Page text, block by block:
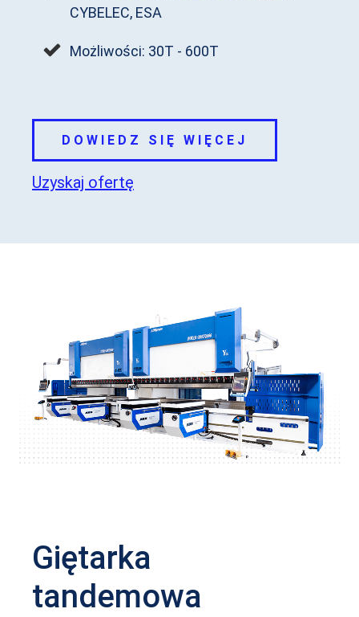
CYBELEC, ESA
Możliwości: 30T - 600T
DOWIEDZ SIĘ WIĘCEJ
Uzyskaj ofertę
Giętarka
tandemowa